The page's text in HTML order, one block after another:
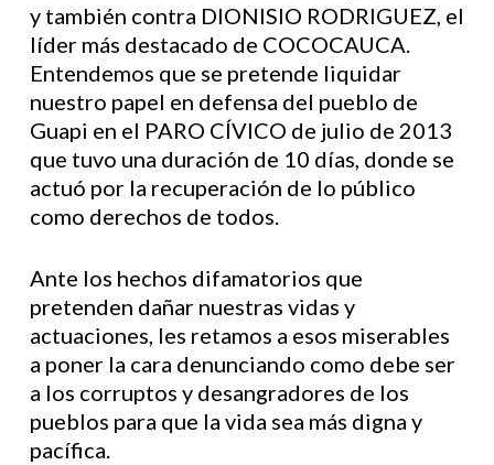
y también contra DIONISIO RODRIGUEZ, el
líder más destacado de COCOCAUCA.
Entendemos que se pretende liquidar
nuestro papel en defensa del pueblo de
Guapi en el PARO CÍVICO de julio de 2013
que tuvo una duración de 10 días, donde se
actuó por la recuperación de lo público
como derechos de todos.
Ante los hechos difamatorios que
pretenden dañar nuestras vidas y
actuaciones, les retamos a esos miserables
a poner la cara denunciando como debe ser
a los corruptos y desangradores de los
pueblos para que la vida sea más digna y
pacífica.